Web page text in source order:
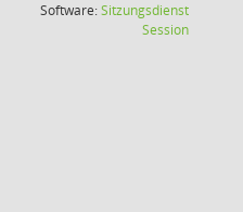
Software:Sitzungsdienst
Session(Wird in